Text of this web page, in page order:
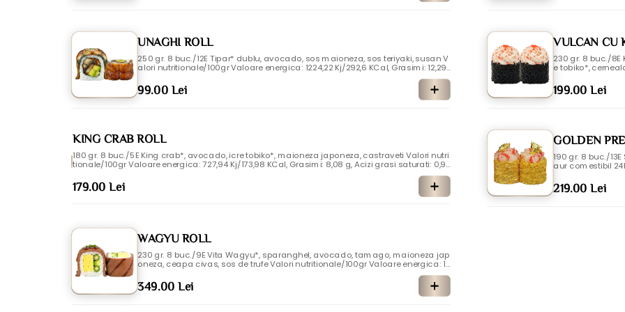
UNAGHI ROLL
250 gr. 8 buc./12E Tipar* dublu, avocado, sos maioneza, sos teriyaki, susan V
alori nutritionale/100gr Valoare energica: 1224,22 Kj/292,6 KCal, Grasimi: 12,29
g, Acizi grasi saturati: 2,96g, Glucide: 12,29g, Zaharuri: 4,46g, Proteine: 10,44g, S
are: 0,73g Alergeni: Seminte de susan, soia, oua, gluten, telina, dioxidul de sulf
si sulfiti, peste, moluste, mustar
99.00 Lei
VULCAN CU
230 gr. 8 buc./
e tobiko*,
Kj/240,29 KCal,
aruri: 3,45g,
ulf si sulfiti,
199.00 Lei
KING CRAB ROLL
180 gr. 8 buc./5E King crab*, avocado, icre tobiko*, maioneza japoneza, castraveti Valori nutri
tionale/100gr Valoare energica: 727,94 Kj/173,98 KCal, Grasimi: 8,08 g, Acizi grasi saturati: 0,9
5g, Glucide: 13,83g, Zaharuri: 3,68g, Proteine: 12,51g, Sare: 1,1g Alergeni: Peste , soia, gluten, oua,
mustar
179.00 Lei
GOLDEN
190 gr. 8 buc./
aur comestibil 24KT Valori nutritionale/100gr Valoare energica:
68 KCal,
6g, Proteine:
stacee, peste,
219.00 Lei
WAGYU ROLL
230 gr. 8 buc./9E Vita Wagyu*, sparanghel, avocado, tamago, maioneza jap
oneza, ceapa civas, sos de trufe Valori nutritionale/100gr Valoare energica: 1
074,5 Kj/256,81 KCal, Grasimi: 8,33g, Acizi grasi saturati: 0,86g, Glucide: 34,2g,
Zaharuri: 3,44g, Proteine: 11,07g, Sare: 0,48g Alergeni: Peste, oua, soia, gluten, Di
oxidul de sulf si sulfiti, mustar
349.00 Lei